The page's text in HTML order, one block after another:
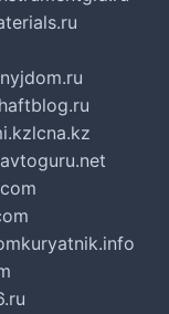
lcna.kz
avtoguru.net
kuryatnik.info